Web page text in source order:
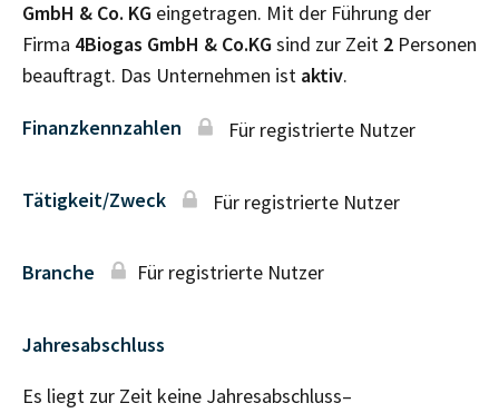
GmbH & Co. KG eingetragen. Mit der Führung der
Firma 4Biogas GmbH & Co.KGsind zur Zeit 2 Personen
beauftragt. Das Unternehmen ist aktiv.
Finanzkennzahlen Für registrierte Nutzer
Tätigkeit/Zweck Für registrierte Nutzer
Branche Für registrierte Nutzer
Jahresabschluss
Es liegt zur Zeit keine Jahresabschluss–